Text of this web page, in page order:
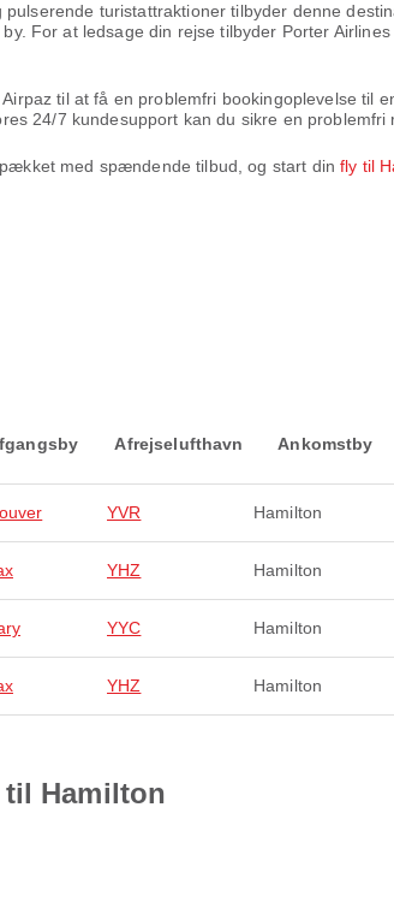
turistattraktioner tilbyder denne
For at ledsage din rejse tilbyder Porter
til at få en problemfri bookingoplevelse til
24/7 kundesupport kan du sikre en problemfri
med spændende tilbud, og start dinfly til
Afrejselufthavn Ankomstby
YVR Hamilton
YHZ Hamilton
YYC Hamilton
YHZ Hamilton
Hamilton